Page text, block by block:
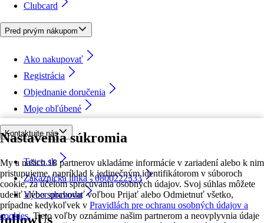
Nastavenia súkromia
My a našich 18 partnerov ukladáme informácie v zariadení alebo k nim
pristupujeme, napríklad k jedinečným identifikátorom v súboroch
cookie, za účelom spracúvania osobných údajov. Svoj súhlas môžete
udeliť alebo spravovať voľbou Prijať alebo Odmietnuť všetko,
prípadne kedykoľvek v Pravidlách pre ochranu osobných údajov a
cookies. Tieto voľby oznámime našim partnerom a neovplyvnia údaje
Clubcard
Pred prvým nákupom
Ako nakupovať
Registrácia
Objednanie doručenia
Moje obľúbené
Kontaktujte nás
Tesco.sk
Zákaznícka linka - 0800222333
Výber obchodu
followUs